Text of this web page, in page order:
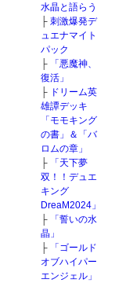
水晶と語らう
├ 刺激爆発デ
ュエナマイト
パック
├
「悪魔神、
復活」
├ ドリーム英
雄譚デッキ
「モモキング
の書」＆「バ
ロムの章」
├
「天下夢
双！！デュエ
キング
DreaM2024」
├
「誓いの水
晶」
├
「ゴールド
オブハイパー
エンジェル」